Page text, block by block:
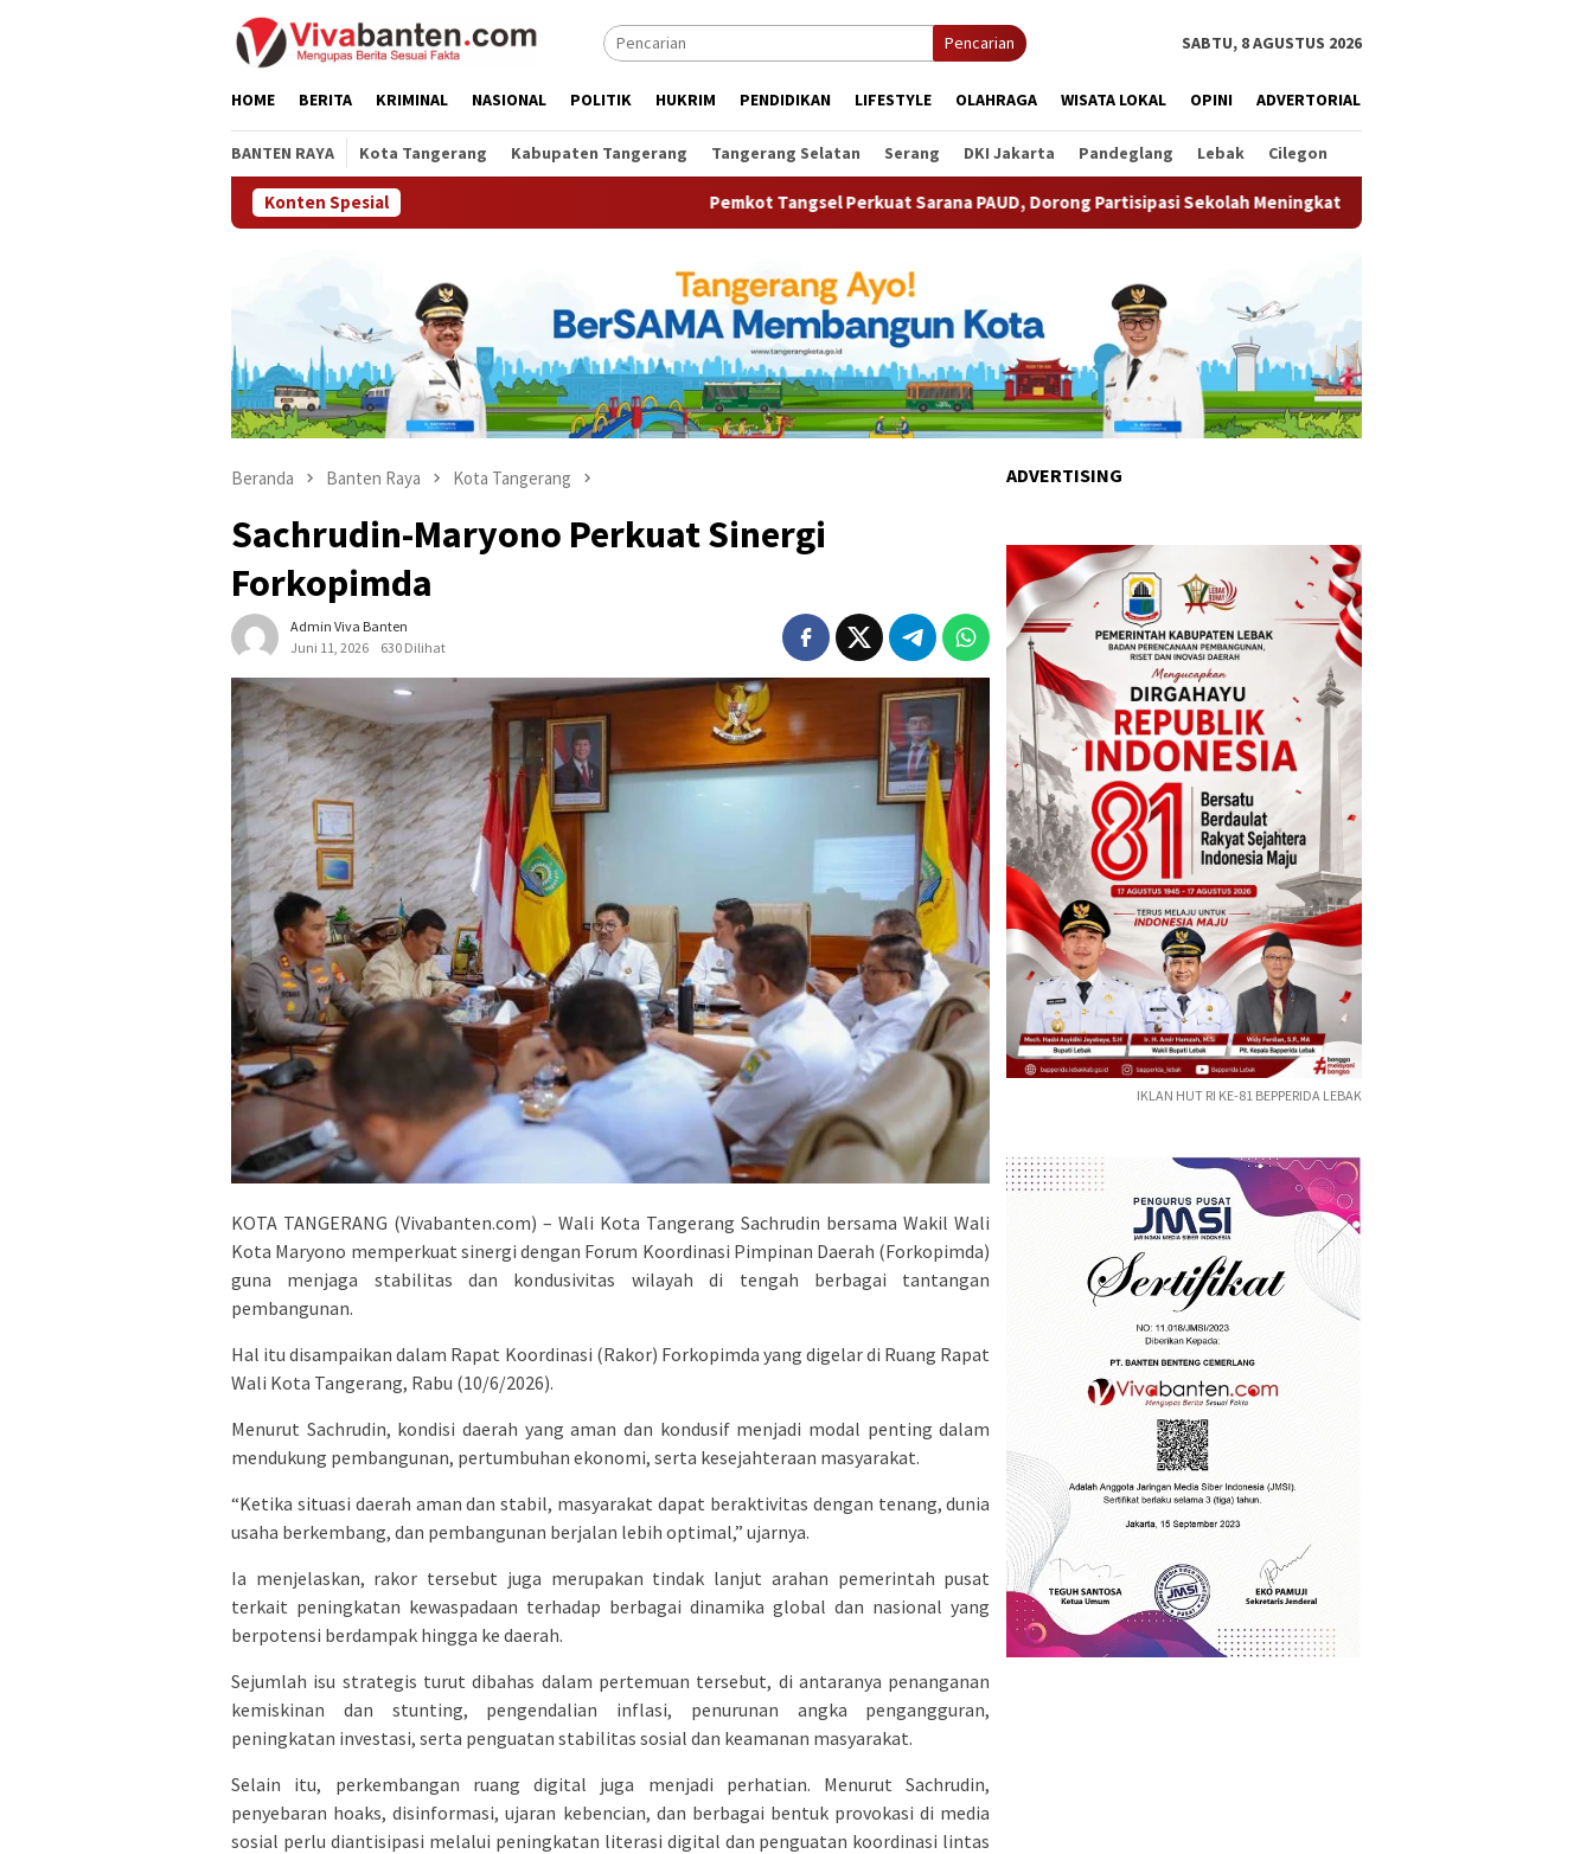
Pencarian SABTU, 8 AGUSTUS 2026
HOME BERITA KRIMINAL NASIONAL POLITIK HUKRIM PENDIDIKAN LIFESTYLE OLAHRAGA WISATA LOKAL OPINI ADVERTORIAL
BANTEN RAYA Kota Tangerang Kabupaten Tangerang Tangerang Selatan Serang DKI Jakarta Pandeglang Lebak Cilegon
Konten Spesial Pemkot Tangsel Perkuat Sarana PAUD, Dorong Partisipasi Sekolah Meningkat Pemkot Tangsel Matangkan Persiapan
Beranda Banten Raya Kota Tangerang
Sachrudin-Maryono Perkuat Sinergi
Forkopimda
Admin Viva Banten
Juni 11, 2026
630 Dilihat
KOTA TANGERANG (Vivabanten.com) – Wali Kota Tangerang Sachrudin bersama Wakil Wali
Kota Maryono memperkuat sinergi dengan Forum Koordinasi Pimpinan Daerah (Forkopimda)
guna menjaga stabilitas dan kondusivitas wilayah di tengah berbagai tantangan
pembangunan.
Hal itu disampaikan dalam Rapat Koordinasi (Rakor) Forkopimda yang digelar di Ruang Rapat
Wali Kota Tangerang, Rabu (10/6/2026).
Menurut Sachrudin, kondisi daerah yang aman dan kondusif menjadi modal penting dalam
mendukung pembangunan, pertumbuhan ekonomi, serta kesejahteraan masyarakat.
“Ketika situasi daerah aman dan stabil, masyarakat dapat beraktivitas dengan tenang, dunia
usaha berkembang, dan pembangunan berjalan lebih optimal,” ujarnya.
Ia menjelaskan, rakor tersebut juga merupakan tindak lanjut arahan pemerintah pusat
terkait peningkatan kewaspadaan terhadap berbagai dinamika global dan nasional yang
berpotensi berdampak hingga ke daerah.
Sejumlah isu strategis turut dibahas dalam pertemuan tersebut, di antaranya penanganan
kemiskinan dan stunting, pengendalian inflasi, penurunan angka pengangguran,
peningkatan investasi, serta penguatan stabilitas sosial dan keamanan masyarakat.
Selain itu, perkembangan ruang digital juga menjadi perhatian. Menurut Sachrudin,
penyebaran hoaks, disinformasi, ujaran kebencian, dan berbagai bentuk provokasi di media
sosial perlu diantisipasi melalui peningkatan literasi digital dan penguatan koordinasi lintas
ADVERTISING
IKLAN HUT RI KE-81 BEPPERIDA LEBAK